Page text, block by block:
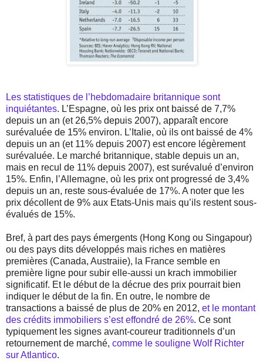
Les statistiques de l’hebdomadaire britannique sont
inquiétantes. L’Espagne, où les prix ont baissé de 7,7%
depuis un an (et 26,5% depuis 2007), apparaît encore
surévaluée de 15% environ. L’Italie, où ils ont baissé de 4%
depuis un an (et 11% depuis 2007) est encore légèrement
surévaluée. Le marché britannique, stable depuis un an,
mais en recul de 11% depuis 2007), est surévalué d’environ
15%. Enfin, l’Allemagne, où les prix ont progressé de 3,4%
depuis un an, reste sous-évaluée de 17%. A noter que les
prix décollent de 9% aux Etats-Unis mais qu’ils restent sous-
évalués de 15%.
Bref, à part des pays émergents (Hong Kong ou Singapour)
ou des pays dits développés mais riches en matières
premières (Canada, Austraiie), la France semble en
première ligne pour subir elle-aussi un krach immobilier
significatif. Et le début de la décrue des prix pourrait bien
indiquer le début de la fin. En outre, le nombre de
transactions a baissé de plus de 20% en 2012, et le montant
des crédits immobiliers s’est effondré de 26%. Ce sont
typiquement les signes avant-coureur traditionnels d’un
retournement de marché, comme le souligne Wolf Richter
sur Atlantico.